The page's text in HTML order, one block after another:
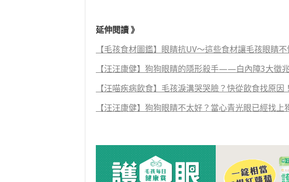
延伸閱讀 》
【毛孩食材圖鑑】眼睛抗UV～這些食材讓毛孩眼睛不
【汪汪康健】狗狗眼睛的隱形殺手——白內障3大徵兆
【汪喵疾病飲食】毛孩淚溝哭哭臉？快從飲食找原因！
【汪汪康健】狗狗眼睛不太好？當心青光眼已經找上